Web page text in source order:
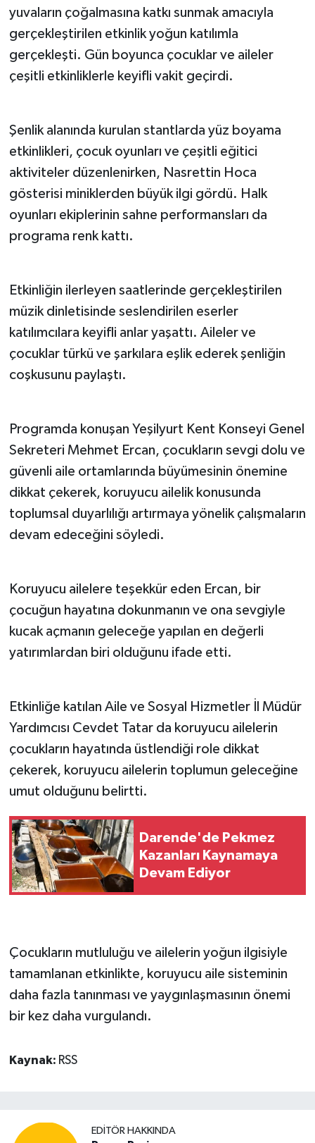
yuvaların çoğalmasına katkı sunmak amacıyla
gerçekleştirilen etkinlik yoğun katılımla
gerçekleşti. Gün boyunca çocuklar ve aileler
çeşitli etkinliklerle keyifli vakit geçirdi.
Şenlik alanında kurulan stantlarda yüz boyama
etkinlikleri, çocuk oyunları ve çeşitli eğitici
aktiviteler düzenlenirken, Nasrettin Hoca
gösterisi miniklerden büyük ilgi gördü. Halk
oyunları ekiplerinin sahne performansları da
programa renk kattı.
Etkinliğin ilerleyen saatlerinde gerçekleştirilen
müzik dinletisinde seslendirilen eserler
katılımcılara keyifli anlar yaşattı. Aileler ve
çocuklar türkü ve şarkılara eşlik ederek şenliğin
coşkusunu paylaştı.
Programda konuşan Yeşilyurt Kent Konseyi Genel
Sekreteri Mehmet Ercan, çocukların sevgi dolu ve
güvenli aile ortamlarında büyümesinin önemine
dikkat çekerek, koruyucu ailelik konusunda
toplumsal duyarlılığı artırmaya yönelik çalışmaların
devam edeceğini söyledi.
Koruyucu ailelere teşekkür eden Ercan, bir
çocuğun hayatına dokunmanın ve ona sevgiyle
kucak açmanın geleceğe yapılan en değerli
yatırımlardan biri olduğunu ifade etti.
Etkinliğe katılan Aile ve Sosyal Hizmetler İl Müdür
Yardımcısı Cevdet Tatar da koruyucu ailelerin
çocukların hayatında üstlendiği role dikkat
çekerek, koruyucu ailelerin toplumun geleceğine
umut olduğunu belirtti.
Darende'de Pekmez
Kazanları Kaynamaya
Devam Ediyor
Çocukların mutluluğu ve ailelerin yoğun ilgisiyle
tamamlanan etkinlikte, koruyucu aile sisteminin
daha fazla tanınması ve yaygınlaşmasının önemi
bir kez daha vurgulandı.
Kaynak: RSS
EDITÖR HAKKINDA